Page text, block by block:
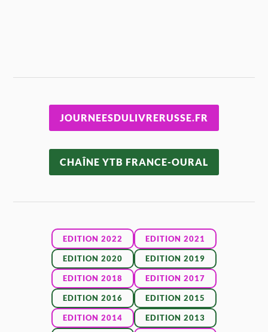
JOURNEESDULIVRERUSSE.FR
CHAÎNE YTB FRANCE-OURAL
EDITION 2022 EDITION 2021
EDITION 2020 EDITION 2019
EDITION 2018 EDITION 2017
EDITION 2016 EDITION 2015
EDITION 2014 EDITION 2013